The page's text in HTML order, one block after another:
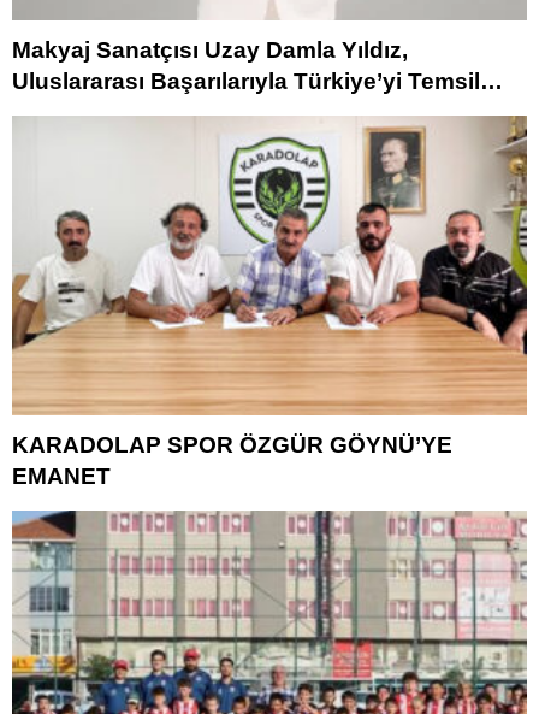
Makyaj Sanatçısı Uzay Damla Yıldız,
Uluslararası Başarılarıyla Türkiye’yi Temsil
Ediyor
KARADOLAP SPOR ÖZGÜR GÖYNÜ’YE
EMANET